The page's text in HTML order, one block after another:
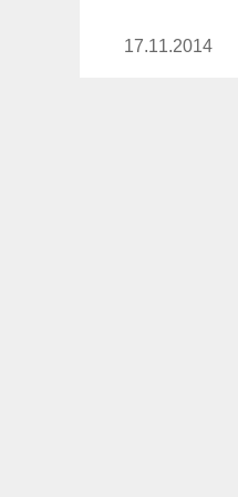
Publicado
17.11.2014